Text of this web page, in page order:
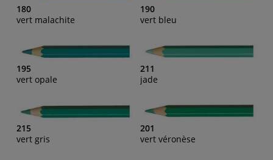
180
vert malachite
190
vert bleu
195
vert opale
211
jade
215
vert gris
201
vert véronèse